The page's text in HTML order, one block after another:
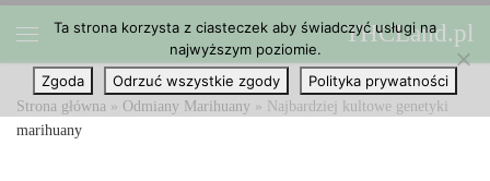
Przejdź do treści THCLand.pl
Strona główna » Odmiany Marihuany » Najbardziej kultowe genetyki
marihuany
Ta strona korzysta z ciasteczek aby świadczyć usługi na
najwyższym poziomie.
Zgoda
Odrzuć wszystkie zgody Polityka prywatności